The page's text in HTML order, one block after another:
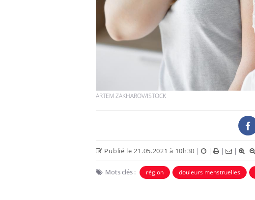
ARTEM ZAKHAROV/ISTOCK
Publié le 21.05.2021 à 10h30 | | | |
Mots clés : région douleurs menstruelles